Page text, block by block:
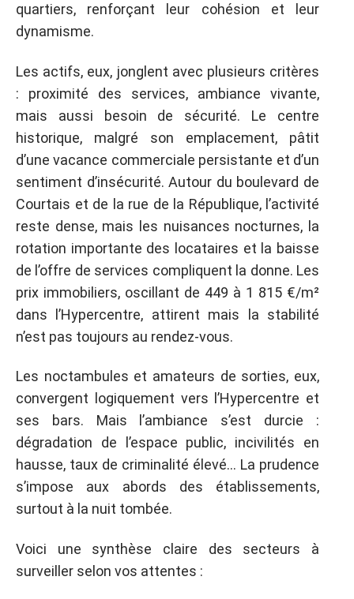
quartiers, renforçant leur cohésion et leur
dynamisme.
Les actifs, eux, jonglent avec plusieurs critères
: proximité des services, ambiance vivante,
mais aussi besoin de sécurité. Le centre
historique, malgré son emplacement, pâtit
d’une vacance commerciale persistante et d’un
sentiment d’insécurité. Autour du boulevard de
Courtais et de la rue de la République, l’activité
reste dense, mais les nuisances nocturnes, la
rotation importante des locataires et la baisse
de l’offre de services compliquent la donne. Les
prix immobiliers, oscillant de 449 à 1 815 €/m²
dans l’Hypercentre, attirent mais la stabilité
n’est pas toujours au rendez-vous.
Les noctambules et amateurs de sorties, eux,
convergent logiquement vers l’Hypercentre et
ses bars. Mais l’ambiance s’est durcie :
dégradation de l’espace public, incivilités en
hausse, taux de criminalité élevé… La prudence
s’impose aux abords des établissements,
surtout à la nuit tombée.
Voici une synthèse claire des secteurs à
surveiller selon vos attentes :